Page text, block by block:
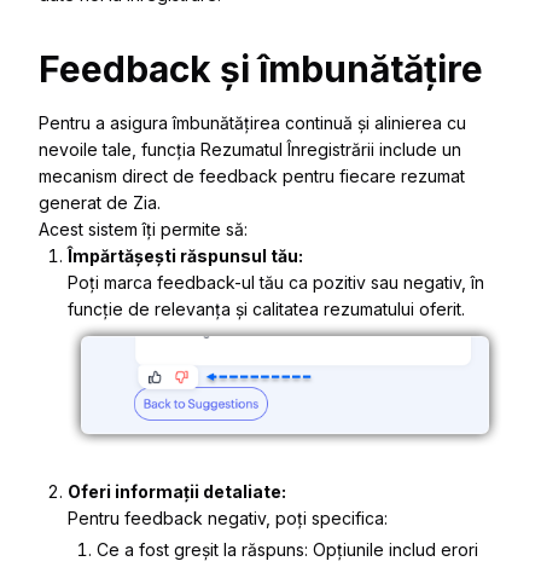
Feedback și îmbunătățire
Pentru a asigura îmbunătățirea continuă și alinierea cu
nevoile tale, funcția Rezumatul Înregistrării include un
mecanism direct de feedback pentru fiecare rezumat
generat de Zia.
Acest sistem îți permite să:
Împărtășești răspunsul tău:
Poți marca feedback-ul tău ca pozitiv sau negativ, în
funcție de relevanța și calitatea rezumatului oferit.
Oferi informații detaliate:
Pentru feedback negativ, poți specifica:
Ce a fost greșit la răspuns: Opțiunile includ erori